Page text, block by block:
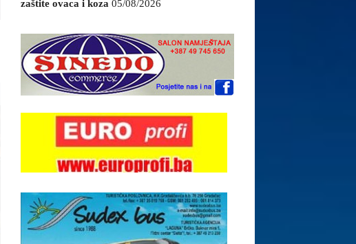
zaštite ovaca i koza 05/08/2026